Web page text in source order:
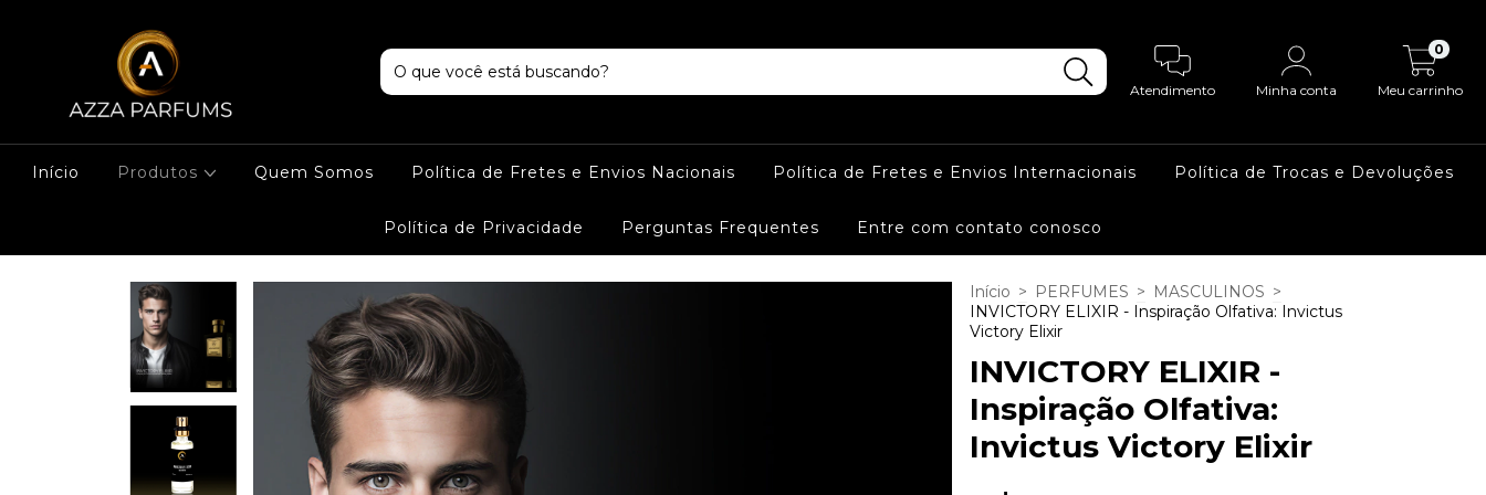
Atendimento Minha conta Meu carrinho
0
Início Produtos Quem Somos Política de Fretes e Envios Nacionais Política de Fretes e Envios Internacionais Política de Trocas e Devoluções
Política de Privacidade Perguntas Frequentes Entre com contato conosco
Início > PERFUMES > MASCULINOS >
INVICTORY ELIXIR - Inspiração Olfativa: Invictus
Victory Elixir
INVICTORY ELIXIR -
Inspiração Olfativa:
Invictus Victory Elixir